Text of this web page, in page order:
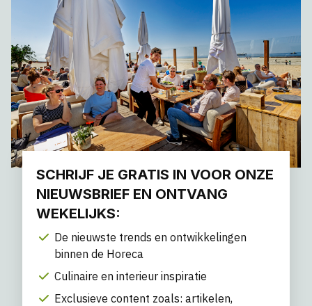
SCHRIJF JE GRATIS IN VOOR ONZE
NIEUWSBRIEF EN ONTVANG
WEKELIJKS:
De nieuwste trends en ontwikkelingen
binnen de Horeca
Culinaire en interieur inspiratie
Exclusieve content zoals: artikelen,